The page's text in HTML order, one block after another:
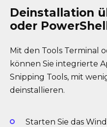
Deinstallation
oder
Mit den Tools Terminal
können Sie integrierte
Snipping Tools, mit
deinstallieren.
Starten Sie das